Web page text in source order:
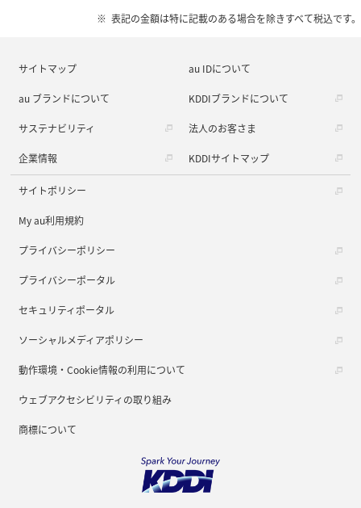
表記の金額は特に記載のある場合を除きすべて税込です。
サイトマップ au IDについて
au ブランドについて KDDIブランドについて
サステナビリティ 法人のお客さま
企業情報 KDDIサイトマップ
サイトポリシー
My au利用規約
プライバシーポリシー
プライバシーポータル
セキュリティポータル
ソーシャルメディアポリシー
動作環境・Cookie情報の利用について
ウェブアクセシビリティの取り組み
商標について